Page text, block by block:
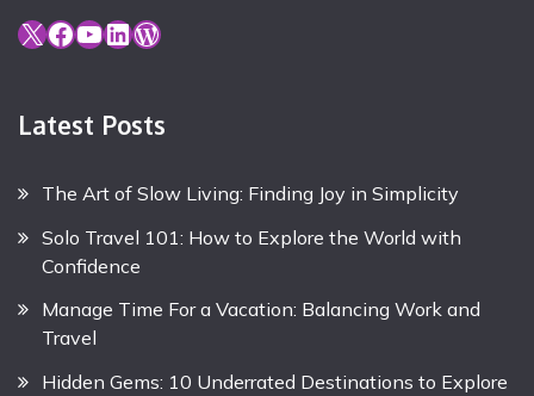
X Facebook YouTube LinkedIn WordPress
Latest Posts
The Art of Slow Living: Finding Joy in Simplicity
Solo Travel 101: How to Explore the World with
Confidence
Manage Time For a Vacation: Balancing Work and
Travel
Hidden Gems: 10 Underrated Destinations to Explore